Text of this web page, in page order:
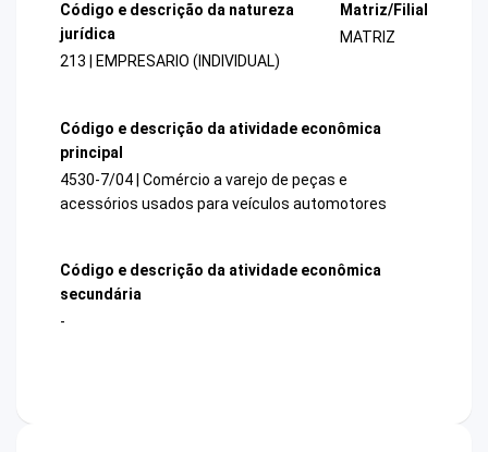
Código e descrição da natureza
jurídica
213 | EMPRESARIO (INDIVIDUAL)
Matriz/Filial
MATRIZ
Código e descrição da atividade econômica
principal
4530-7/04 | Comércio a varejo de peças e
acessórios usados para veículos automotores
Código e descrição da atividade econômica
secundária
-